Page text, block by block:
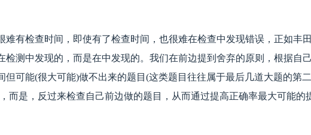
难有检查时间，即使有了检查时间，也很难在检查中发现错误，正如丰
检测中发现的，而是在中发现的。我们在前边提到舍弃的原则，根据自
但可能(很大可能)做不出来的题目(这类题目往往属于最后几道大题的第
而是，反过来检查自己前边做的题目，从而通过提高正确率最大可能的